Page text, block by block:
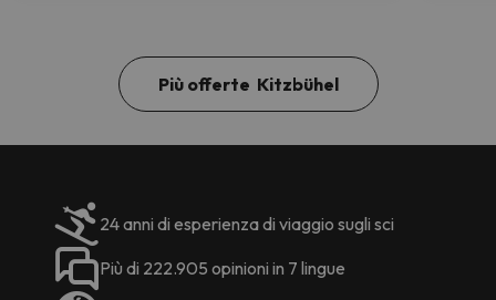
Più offerte Kitzbühel
24 anni di esperienza di viaggio sugli sci
Più di 222.905 opinioni in 7 lingue